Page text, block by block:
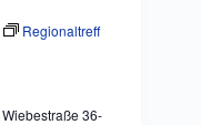
Regionaltreff
Wiebestraße 36-